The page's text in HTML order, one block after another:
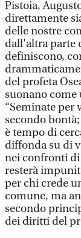
Pistoia,
direttamente
delle nostre
dall'altra parte
definiscono,
del profeta
suonano
“Seminate per
secondo
è tempo di
diffonda su di
nei confronti di
resterà
per chi crede
comune, ma
secondo
dei diritti del